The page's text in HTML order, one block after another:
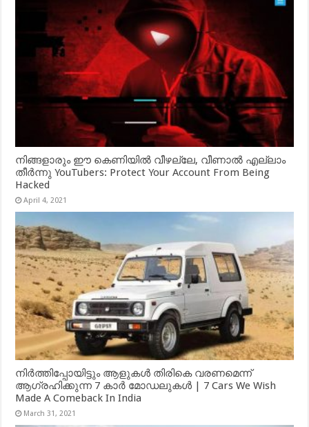
നിങ്ങളാരും ഈ കെണിയിൽ വീഴല്ലേ, വീണാൽ എല്ലാം
തീർന്നു YouTubers: Protect Your Account From Being
Hacked
April 4, 2021
നിർത്തിപ്പോയിട്ടും ആളുകൾ തിരികെ വരണമെന്ന്
ആഗ്രഹിക്കുന്ന 7 കാർ മോഡലുകൾ | 7 Cars We Wish
Made A Comeback In India
March 31, 2021